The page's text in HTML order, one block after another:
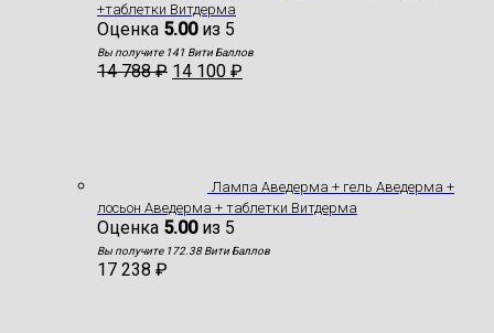
+таблетки Витдерма
Оценка 5.00из 5
Вы получите 141 Вити Баллов
14 788₽ 14 100 ₽
Лампа Аведерма + гель Аведерма +
лосьон Аведерма + таблетки Витдерма
Оценка 5.00из 5
Вы получите 172.38 Вити Баллов
17 238 ₽